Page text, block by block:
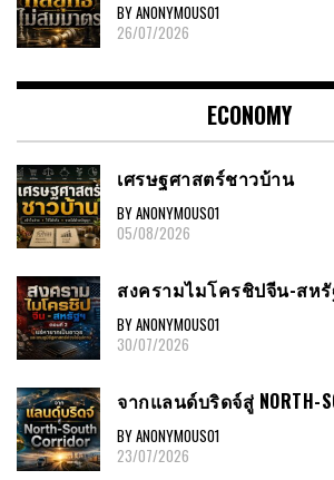
BY ANONYMOUS01
26/07/2026
ECONOMY
เศรษฐศาสตร์ชาวบ้าน
BY ANONYMOUS01
05/08/2026
สงครามไมโครชิปจีน-สห
BY ANONYMOUS01
30/07/2026
จากแลนด์บริดจ์สู่ NORTH-
BY ANONYMOUS01
23/07/2026